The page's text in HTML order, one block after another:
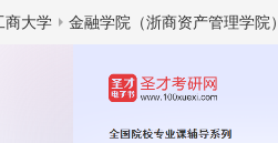
商大学 金融学院（浙商资产管理学院）